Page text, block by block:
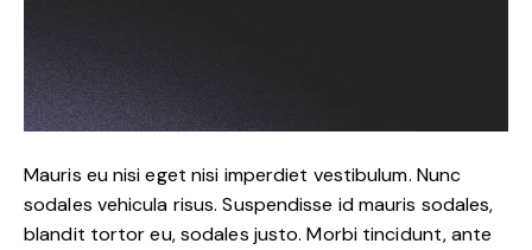
Mauris eu nisi eget nisi imperdiet vestibulum. Nunc
sodales vehicula risus. Suspendisse id mauris sodales,
blandit tortor eu, sodales justo. Morbi tincidunt, ante